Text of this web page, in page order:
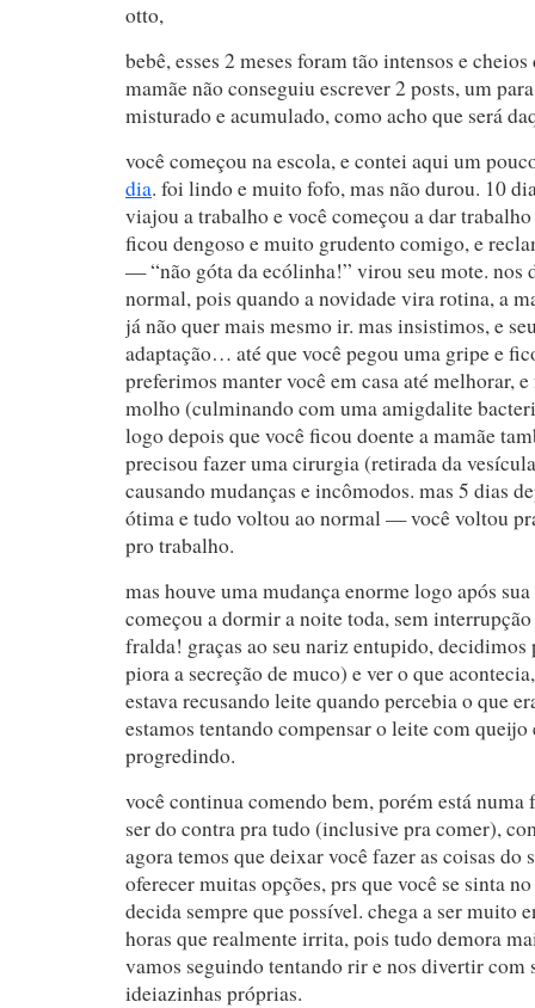
otto,
bebê, esses 2 meses foram tão intensos e
mamãe não conseguiu escrever 2 posts, um
misturado e acumulado, como acho que será
você começou na escola, e contei aqui um
dia. foi lindo e muito fofo, mas não durou. 10
viajou a trabalho e você começou a dar
ficou dengoso e muito grudento comigo, e
— “não góta da ecólinha!” virou seu mote. nos
normal, pois quando a novidade vira rotina, a
já não quer mais mesmo ir. mas insistimos, e
adaptação… até que você pegou uma gripe e
preferimos manter você em casa até melhorar,
molho (culminando com uma amigdalite
logo depois que você ficou doente a mamãe
precisou fazer uma cirurgia (retirada da
causando mudanças e incômodos. mas 5 dias
ótima e tudo voltou ao normal — você voltou
pro trabalho.
mas houve uma mudança enorme logo após
começou a dormir a noite toda, sem
fralda! graças ao seu nariz entupido,
piora a secreção de muco) e ver o que
estava recusando leite quando percebia o que
estamos tentando compensar o leite com queijo
progredindo.
você continua comendo bem, porém está numa
ser do contra pra tudo (inclusive pra comer),
agora temos que deixar você fazer as coisas do
oferecer muitas opções, prs que você se sinta
decida sempre que possível. chega a ser muito
horas que realmente irrita, pois tudo demora
vamos seguindo tentando rir e nos divertir com
ideiazinhas próprias.